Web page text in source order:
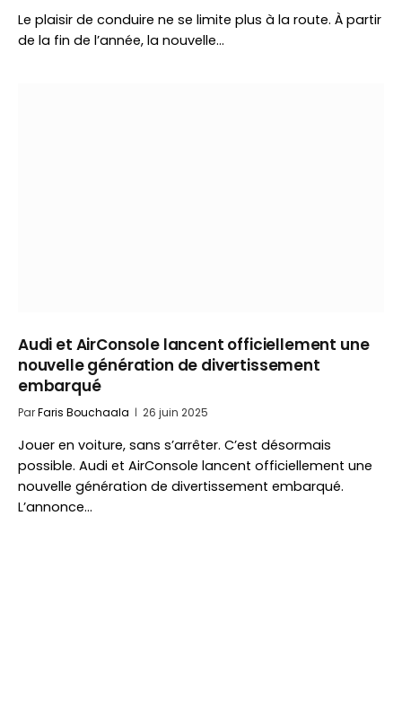
Le plaisir de conduire ne se limite plus à la route. À partir
de la fin de l’année, la nouvelle…
Audi et AirConsole lancent officiellement une
nouvelle génération de divertissement
embarqué
ParFaris Bouchaala 26 juin 2025
Jouer en voiture, sans s’arrêter. C’est désormais
possible. Audi et AirConsole lancent officiellement une
nouvelle génération de divertissement embarqué.
L’annonce…